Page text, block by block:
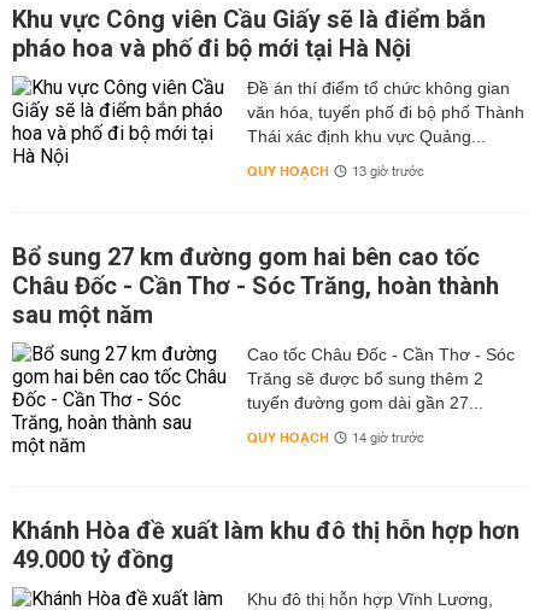
Khu vực Công viên Cầu Giấy sẽ là điểm bắn
pháo hoa và phố đi bộ mới tại Hà Nội
Đề án thí điểm tổ chức không gian
văn hóa, tuyến phố đi bộ phố Thành
Thái xác định khu vực Quảng...
QUY HOẠCH 13 giờ trước
Bổ sung 27 km đường gom hai bên cao tốc
Châu Đốc - Cần Thơ - Sóc Trăng, hoàn thành
sau một năm
Cao tốc Châu Đốc - Cần Thơ - Sóc
Trăng sẽ được bổ sung thêm 2
tuyến đường gom dài gần 27...
QUY HOẠCH 14 giờ trước
Khánh Hòa đề xuất làm khu đô thị hỗn hợp hơn
49.000 tỷ đồng
Khu đô thị hỗn hợp Vĩnh Lương,